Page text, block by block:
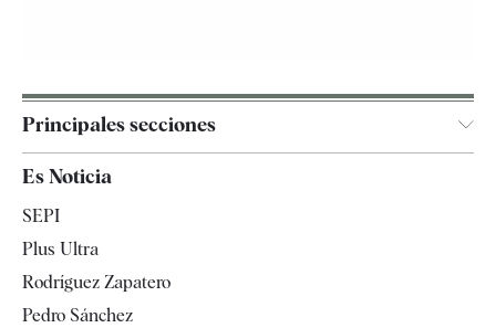
Principales secciones
España
Televisión
Es Noticia
SEPI
Plus Ultra
Rodríguez Zapatero
Pedro Sánchez